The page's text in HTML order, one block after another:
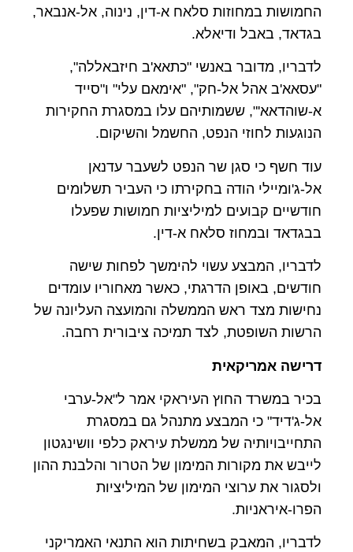
החמושות במחוזות סלאח א-דין, נינוה, אל-אנבאר,
בגדאד, באבל ודיאלא.
לדבריו, מדובר באנשי "כתאא'ב חיזבאללה",
"עסאא'ב אהל אל-חק", "אימאם עלי" ו"סייד
א-שוהדאא'", ששמותיהם עלו במסגרת החקירות
הנוגעות לחוזי הנפט, החשמל והשיקום.
עוד חשף כי סגן שר הנפט לשעבר עדנאן
אל-ג'ומיילי הודה בחקירתו כי העביר תשלומים
חודשיים קבועים למיליציות חמושות שפעלו
בבגדאד ובמחוז סלאח א-דין.
לדבריו, המבצע עשוי להימשך לפחות שישה
חודשים, באופן הדרגתי, כאשר מאחוריו עומדים
נחישות מצד ראש הממשלה והמועצה העליונה של
הרשות השופטת, לצד תמיכה ציבורית רחבה.
דרישה אמריקאית
בכיר במשרד החוץ העיראקי אמר ל"אל-ערבי
אל-ג'דיד" כי המבצע מתנהל גם במסגרת
התחייבויותיה של ממשלת עיראק כלפי וושינגטון
לייבש את מקורות המימון של הטרור והלבנת ההון
ולסגור את ערוצי המימון של המיליציות
הפרו-איראניות.
לדבריו, המאבק בשחיתות הוא התנאי האמריקני